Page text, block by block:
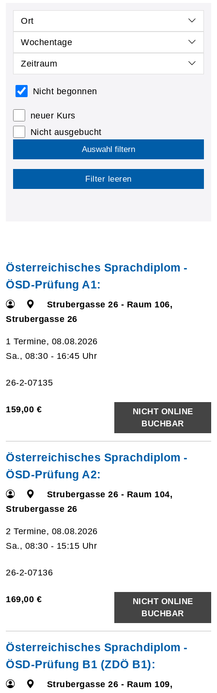
Ort
Wochentage
Zeitraum
Nicht begonnen
neuer Kurs
Nicht ausgebucht
Auswahl filtern
Filter leeren
Österreichisches Sprachdiplom -
ÖSD-Prüfung A1:
Strubergasse 26 - Raum 106,
Strubergasse 26
1 Termine, 08.08.2026
Sa., 08:30 - 16:45 Uhr
26-2-07135
159,00 €
NICHT ONLINE
BUCHBAR
Österreichisches Sprachdiplom -
ÖSD-Prüfung A2:
Strubergasse 26 - Raum 104,
Strubergasse 26
2 Termine, 08.08.2026
Sa., 08:30 - 15:15 Uhr
26-2-07136
169,00 €
NICHT ONLINE
BUCHBAR
Österreichisches Sprachdiplom -
ÖSD-Prüfung B1 (ZDÖ B1):
Strubergasse 26 - Raum 109,